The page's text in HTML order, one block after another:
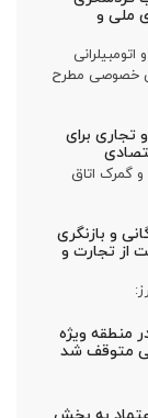
ملی و
خصوصی مطرح
تجاری برای
گمرک اتاق
و بازنگری
از تجارت و
منطقه ویژه
متوقف شد